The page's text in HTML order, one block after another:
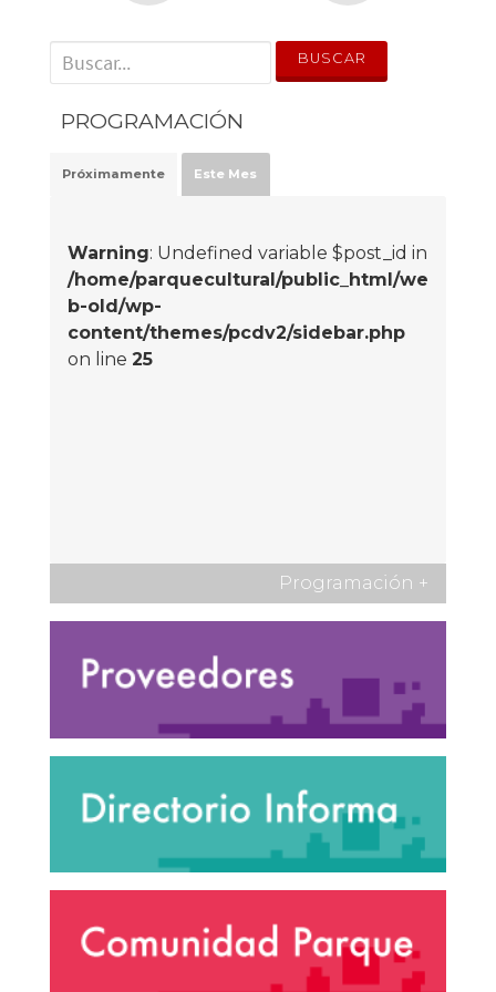
' . __('Search for:') . '
PROGRAMACIÓN
Próximamente Este Mes
Warning: Undefined variable $post_id in
/home/parquecultural/public_html/we
b-old/wp-
content/themes/pcdv2/sidebar.php
on line 25
Programación +